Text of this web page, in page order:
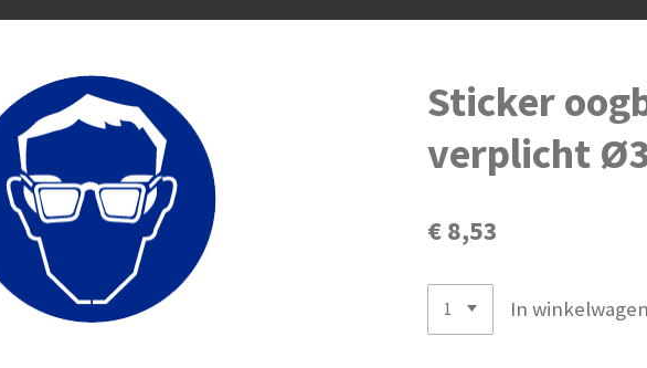
Sticker
verplicht
€ 8,53
In winkelwagen